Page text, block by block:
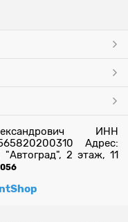
ИНН
Адрес:
2 этаж, 11